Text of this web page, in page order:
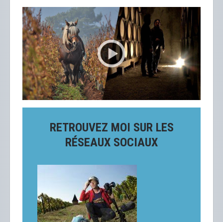
RETROUVEZ MOI SUR LES
RÉSEAUX SOCIAUX